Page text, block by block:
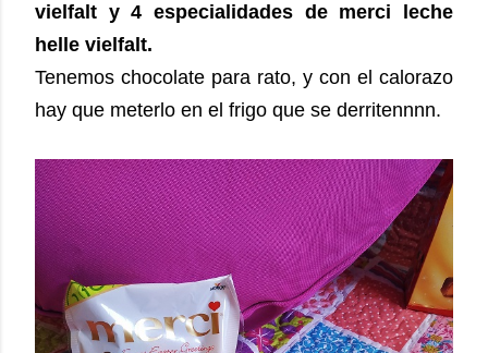
vielfalt y 4 especialidades de merci leche
helle vielfalt.
Tenemos chocolate para rato, y con el calorazo
hay que meterlo en el frigo que se derritennnn.